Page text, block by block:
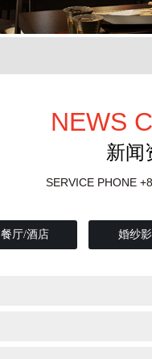
NEWS
新闻
SERVICE PHONE
餐厅/酒店 婚纱